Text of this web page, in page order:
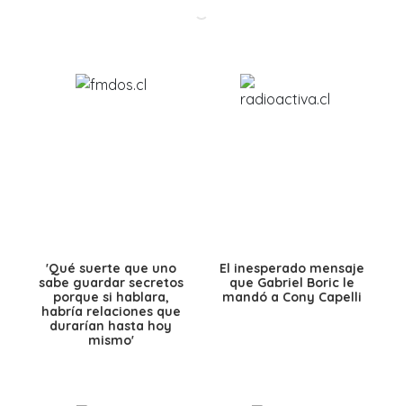
'Qué suerte que uno
sabe guardar secretos
porque si hablara,
habría relaciones que
durarían hasta hoy
mismo'
El inesperado mensaje
que Gabriel Boric le
mandó a Cony Capelli